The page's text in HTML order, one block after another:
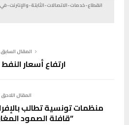
انقطاع-خدمات-الاتصالات-الثابتة-
المقال السابق
ارتفاع أسعار
المقال اللاحق
منظمات تونسية تطالب
“قافلة الصمود